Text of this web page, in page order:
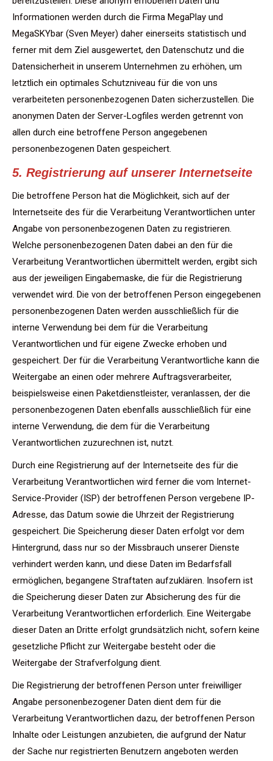
Informationen werden durch die Firma MegaPlay und
MegaSKYbar (Sven Meyer) daher einerseits statistisch und
ferner mit dem Ziel ausgewertet, den Datenschutz und die
Datensicherheit in unserem Unternehmen zu erhöhen, um
letztlich ein optimales Schutzniveau für die von uns
verarbeiteten personenbezogenen Daten sicherzustellen. Die
anonymen Daten der Server-Logfiles werden getrennt von
allen durch eine betroffene Person angegebenen
personenbezogenen Daten gespeichert.
5. Registrierung auf unserer Internetseite
Die betroffene Person hat die Möglichkeit, sich auf der
Internetseite des für die Verarbeitung Verantwortlichen unter
Angabe von personenbezogenen Daten zu registrieren.
Welche personenbezogenen Daten dabei an den für die
Verarbeitung Verantwortlichen übermittelt werden, ergibt sich
aus der jeweiligen Eingabemaske, die für die Registrierung
verwendet wird. Die von der betroffenen Person eingegebenen
personenbezogenen Daten werden ausschließlich für die
interne Verwendung bei dem für die Verarbeitung
Verantwortlichen und für eigene Zwecke erhoben und
gespeichert. Der für die Verarbeitung Verantwortliche kann die
Weitergabe an einen oder mehrere Auftragsverarbeiter,
beispielsweise einen Paketdienstleister, veranlassen, der die
personenbezogenen Daten ebenfalls ausschließlich für eine
interne Verwendung, die dem für die Verarbeitung
Verantwortlichen zuzurechnen ist, nutzt.
Durch eine Registrierung auf der Internetseite des für die
Verarbeitung Verantwortlichen wird ferner die vom Internet-
Service-Provider (ISP) der betroffenen Person vergebene IP-
Adresse, das Datum sowie die Uhrzeit der Registrierung
gespeichert. Die Speicherung dieser Daten erfolgt vor dem
Hintergrund, dass nur so der Missbrauch unserer Dienste
verhindert werden kann, und diese Daten im Bedarfsfall
ermöglichen, begangene Straftaten aufzuklären. Insofern ist
die Speicherung dieser Daten zur Absicherung des für die
Verarbeitung Verantwortlichen erforderlich. Eine Weitergabe
dieser Daten an Dritte erfolgt grundsätzlich nicht, sofern keine
gesetzliche Pflicht zur Weitergabe besteht oder die
Weitergabe der Strafverfolgung dient.
Die Registrierung der betroffenen Person unter freiwilliger
Angabe personenbezogener Daten dient dem für die
Verarbeitung Verantwortlichen dazu, der betroffenen Person
Inhalte oder Leistungen anzubieten, die aufgrund der Natur
der Sache nur registrierten Benutzern angeboten werden